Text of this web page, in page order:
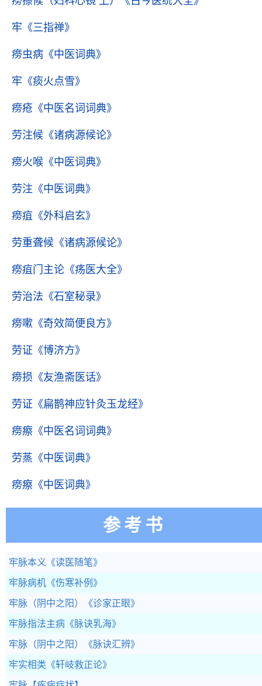
牢 《三指禅》
痨虫病 《中医词典》
牢 《痰火点雪》
痨疮 《中医名词词典》
劳注候 《诸病源候论》
痨火喉 《中医词典》
劳注 《中医词典》
痨疽 《外科启玄》
劳重聋候 《诸病源候论》
痨疽门主论 《疡医大全》
劳治法 《石室秘录》
痨嗽 《奇效简便良方》
劳证 《博济方》
痨损 《友渔斋医话》
劳证 《扁鹊神应针灸玉龙经》
痨瘵 《中医名词词典》
劳蒸 《中医词典》
痨瘵 《中医词典》
参考书
牢脉本义 《读医随笔》
牢脉病机 《伤寒补例》
牢脉（阴中之阳） 《诊家正眼》
牢脉指法主病 《脉诀乳海》
牢脉（阴中之阳） 《脉诀汇辨》
牢实相类 《轩岐救正论》